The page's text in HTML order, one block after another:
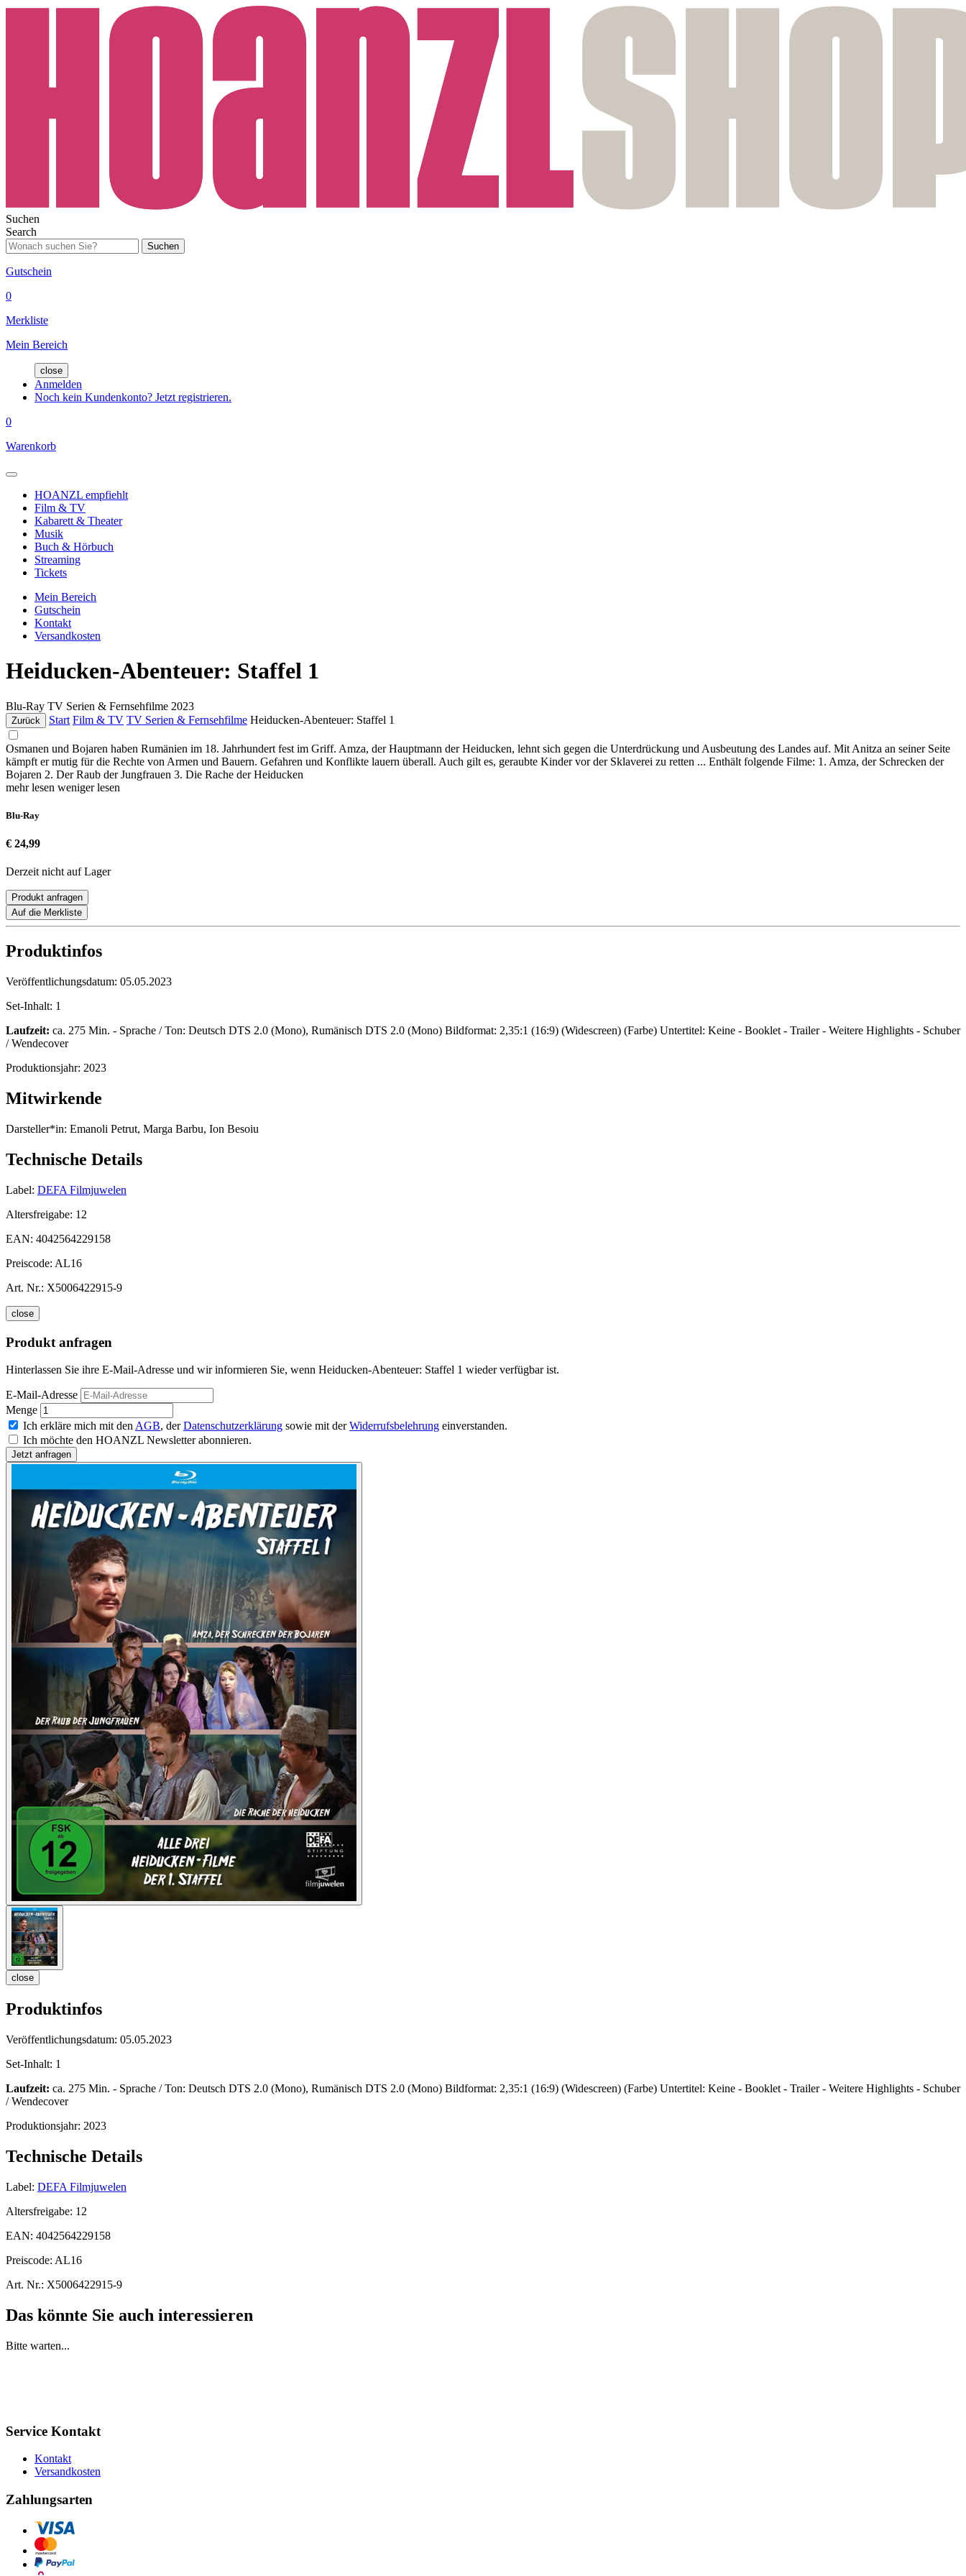
Suchen
Search
Suchen
Gutschein
0
Merkliste
Mein Bereich
close
Anmelden
Noch kein Kundenkonto? Jetzt registrieren.
0
Warenkorb
HOANZL empfiehlt
Film & TV
Kabarett & Theater
Musik
Buch & Hörbuch
Streaming
Tickets
Mein Bereich
Gutschein
Kontakt
Versandkosten
Heiducken-Abenteuer: Staffel 1
Blu-Ray TV Serien & Fernsehfilme 2023
Zurück Start Film & TV TV Serien & Fernsehfilme Heiducken-Abenteuer: Staffel 1
Osmanen und Bojaren haben Rumänien im 18. Jahrhundert fest im Griff. Amza, der Hauptmann der Heiducken, lehnt sich gegen die Unterdrückung und Ausbeutung des Landes auf. Mit Anitza an seiner Seite
kämpft er mutig für die Rechte von Armen und Bauern. Gefahren und Konflikte lauern überall. Auch gilt es, geraubte Kinder vor der Sklaverei zu retten ... Enthält folgende Filme: 1. Amza, der Schrecken der
Bojaren 2. Der Raub der Jungfrauen 3. Die Rache der Heiducken
mehr lesen weniger lesen
Blu-Ray
€ 24,99
Derzeit nicht auf Lager
Produkt anfragen
Auf die Merkliste
Produktinfos
Veröffentlichungsdatum: 05.05.2023
Set-Inhalt: 1
Laufzeit: ca. 275 Min. - Sprache / Ton: Deutsch DTS 2.0 (Mono), Rumänisch DTS 2.0 (Mono) Bildformat: 2,35:1 (16:9) (Widescreen) (Farbe) Untertitel: Keine - Booklet - Trailer - Weitere Highlights - Schuber
/ Wendecover
Produktionsjahr: 2023
Mitwirkende
Darsteller*in: Emanoli Petrut, Marga Barbu, Ion Besoiu
Technische Details
Label: DEFA Filmjuwelen
Altersfreigabe: 12
EAN: 4042564229158
Preiscode: AL16
Art. Nr.: X5006422915-9
close
Produkt anfragen
Hinterlassen Sie ihre E-Mail-Adresse und wir informieren Sie, wenn Heiducken-Abenteuer: Staffel 1 wieder verfügbar ist.
E-Mail-Adresse
Menge
Ich erkläre mich mit den AGB, derDatenschutzerklärung sowie mit derWiderrufsbelehrung einverstanden.
Ich möchte den HOANZL Newsletter abonnieren.
close
Produktinfos
Veröffentlichungsdatum: 05.05.2023
Set-Inhalt: 1
Laufzeit: ca. 275 Min. - Sprache / Ton: Deutsch DTS 2.0 (Mono), Rumänisch DTS 2.0 (Mono) Bildformat: 2,35:1 (16:9) (Widescreen) (Farbe) Untertitel: Keine - Booklet - Trailer - Weitere Highlights - Schuber
/ Wendecover
Produktionsjahr: 2023
Technische Details
Label: DEFA Filmjuwelen
Altersfreigabe: 12
EAN: 4042564229158
Preiscode: AL16
Art. Nr.: X5006422915-9
Das könnte Sie auch interessieren
Bitte warten...
Service Kontakt
Kontakt
Versandkosten
Zahlungsarten